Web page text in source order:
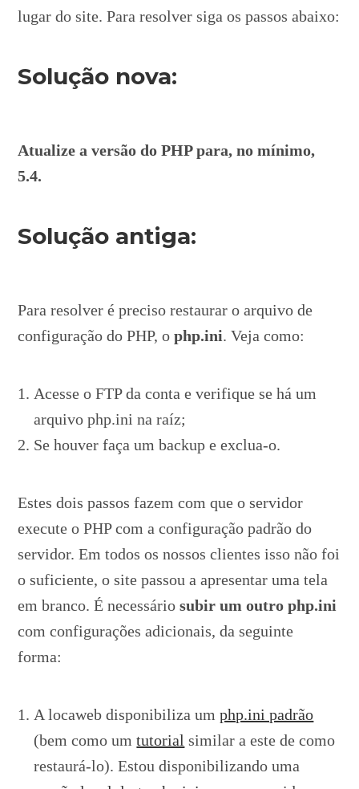
lugar do site. Para resolver siga os passos abaixo:
Solução nova:
Atualize a versão do PHP para, no mínimo,
5.4.
Solução antiga:
Para resolver é preciso restaurar o arquivo de
configuração do PHP, ophp.ini. Veja como:
Acesse o FTP da conta e verifique se há um
arquivo php.ini na raíz;
Se houver faça um backup e exclua-o.
Estes dois passos fazem com que o servidor
execute o PHP com a configuração padrão do
servidor. Em todos os nossos clientes isso não foi
o suficiente, o site passou a apresentar uma tela
em branco. É necessáriosubir um outro php.ini
com configurações adicionais, da seguinte
forma:
A locaweb disponibiliza umphp.ini padrão
(bem como umtutorial similar a este de como
restaurá-lo). Estou disponibilizando uma